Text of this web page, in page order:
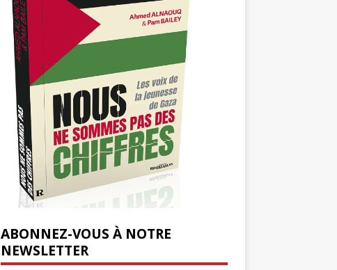
ABONNEZ-VOUS À NOTRE
NEWSLETTER